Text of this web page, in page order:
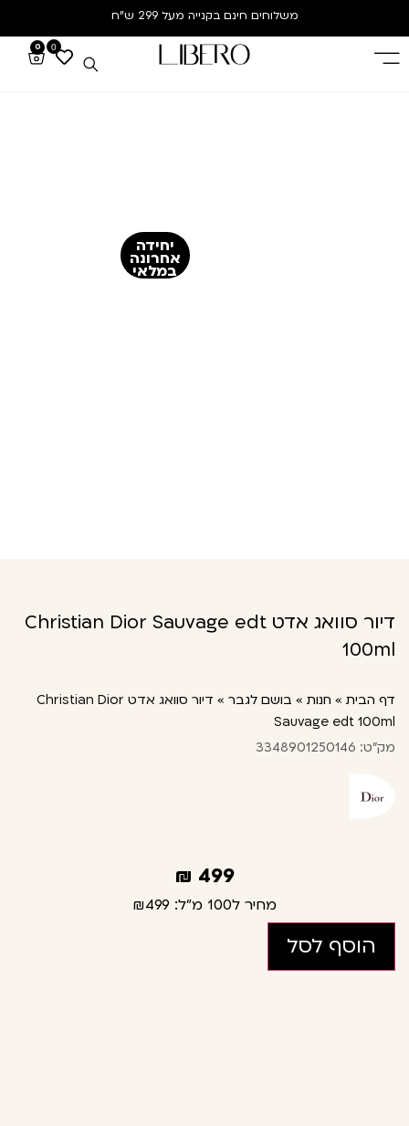
משלוחים חינם בקנייה מעל 299 ש”ח
0
0
יחידה
אחרונה
במלאי
דיור סוואג אדט Christian Dior Sauvage edt
100ml
דף הבית » חנות » בושם לגבר »
דיור סוואג אדט Christian Dior
Sauvage edt 100ml
מק"ט: 3348901250146
499
₪
מחיר ל100 מ"ל: ₪499
הוסף לסל